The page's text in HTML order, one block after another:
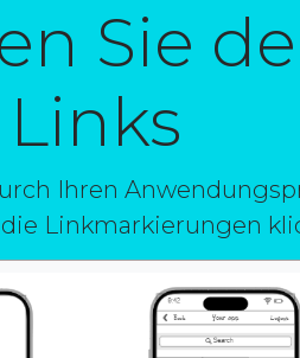
Sie
Links
Ihren
Linkmarkierungen